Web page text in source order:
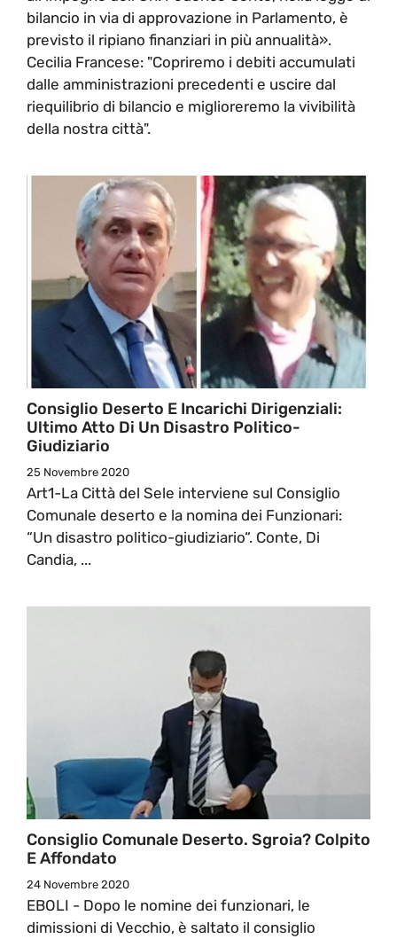
bilancio in via di approvazione in Parlamento, è
previsto il ripiano finanziari in più annualità».
Cecilia Francese: "Copriremo i debiti accumulati
dalle amministrazioni precedenti e uscire dal
riequilibrio di bilancio e miglioreremo la vivibilità
della nostra città".
Consiglio Deserto E Incarichi Dirigenziali:
Ultimo Atto Di Un Disastro Politico-
Giudiziario
25 Novembre 2020
Art1-La Città del Sele interviene sul Consiglio
Comunale deserto e la nomina dei Funzionari:
“Un disastro politico-giudiziario“. Conte, Di
Candia, ...
Consiglio Comunale Deserto. Sgroia? Colpito
E Affondato
24 Novembre 2020
EBOLI - Dopo le nomine dei funzionari, le
dimissioni di Vecchio, è saltato il consiglio